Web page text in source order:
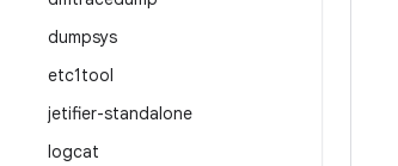
dumpsys
etc1tool
jetifier-standalone
logcat